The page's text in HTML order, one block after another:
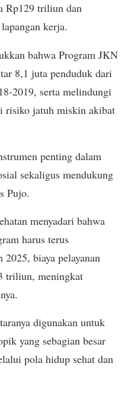
Rp129 triliun dan
kerja.
bahwa Program JKN
8,1 juta penduduk dari
2019, serta melindungi
risiko jatuh miskin akibat
penting dalam
sekaligus mendukung
Pujo.
menyadari bahwa
harus terus
biaya pelayanan
triliun, meningkat
digunakan untuk
yang sebagian besar
pola hidup sehat dan